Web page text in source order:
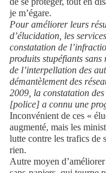
je m’égare.
Pour améliorer leurs
d’élucidation, les
constatation de
produits stupéfiants sans
de l’interpellation des
démantèlement des
2009, la constatation
[police] a connu une
Inconvénient de ces «
augmenté, mais les
lutte contre les trafics de
rien.
Autre moyen